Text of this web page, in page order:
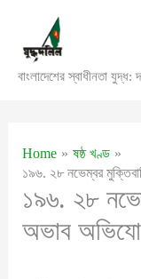
content
বাংলাদেশের স্বাধীনতা
Home
ষষ্ঠ খণ্ড
১৯৬. ২৮ নভেম্বর
১৯৬. ২৮
অভাব